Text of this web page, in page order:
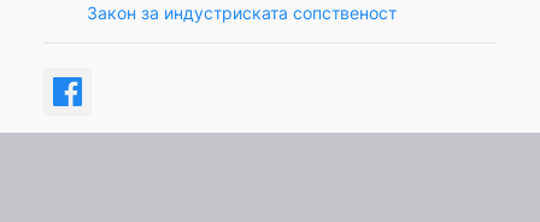
Закон за индустриската сопственост